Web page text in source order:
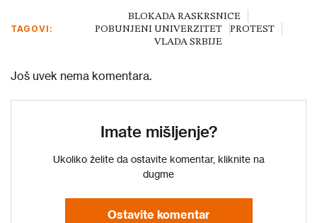
TAGOVI:
BLOKADA RASKRSNICE
POBUNJENI UNIVERZITET
PROTEST
VLADA SRBIJE
Još uvek nema komentara.
Imate mišljenje?
Ukoliko želite da ostavite komentar, kliknite na
dugme
Ostavite komentar